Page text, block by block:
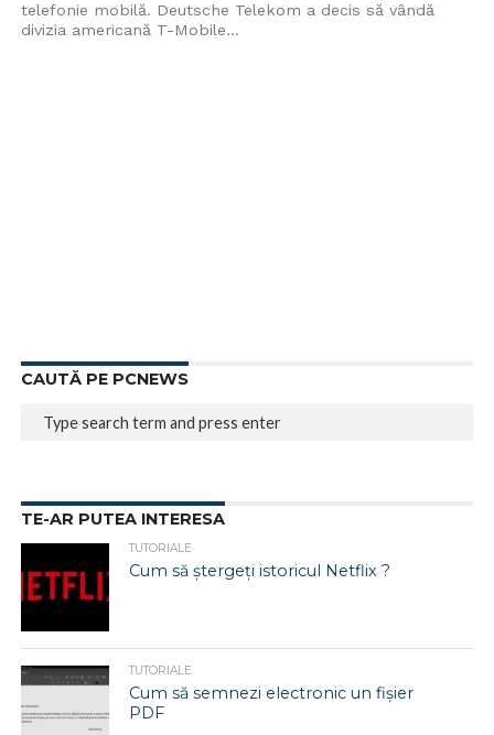
telefonie mobilă. Deutsche Telekom a decis să vândă
divizia americană T-Mobile...
CAUTĂ PE PCNEWS
TE-AR PUTEA INTERESA
TUTORIALE
Cum să ștergeți istoricul Netflix ?
TUTORIALE
Cum să semnezi electronic un fișier
PDF